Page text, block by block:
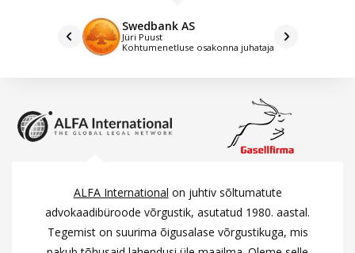
Swedbank AS
Jüri Puust
Kohtumenetluse osakonna juhataja
ALFA International on juhtiv sõltumatute
advokaadibüroode võrgustik, asutatud 1980. aastal.
Tegemist on suurima õigusalase võrgustikuga, mis